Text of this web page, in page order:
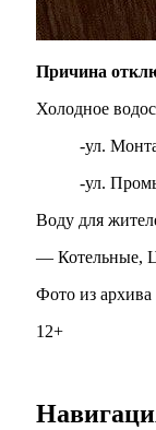
Причина
Холодное
-ул.
-ул.
Воду для
— Котельные,
Фото из архива
12+